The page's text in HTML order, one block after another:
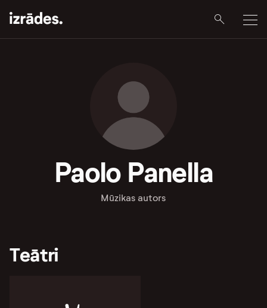
Paolo Panella
Mūzikas autors
Teātri